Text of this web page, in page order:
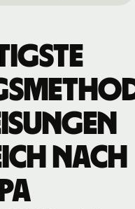
nach